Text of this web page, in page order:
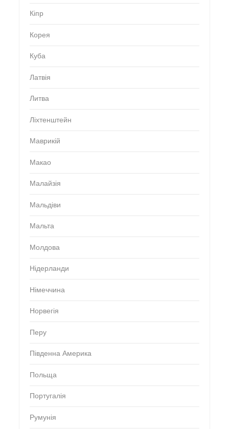
Кіпр
Корея
Куба
Латвія
Литва
Ліхтенштейн
Маврикій
Макао
Малайзія
Мальдіви
Мальта
Молдова
Нідерланди
Німеччина
Норвегія
Перу
Південна Америка
Польща
Португалія
Румунія